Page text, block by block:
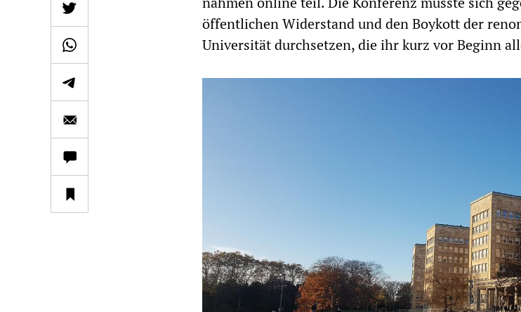
öffentlichen Widerstand und den Boykott der
Universität durchsetzen, die ihr kurz vor Beginn